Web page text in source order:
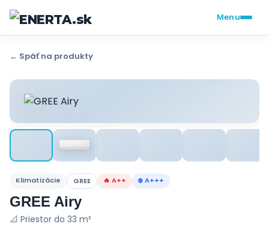
Menu
← Späť na produkty
Klimatizácie GREE 🔥 A++ ❄️ A+++
GREE Airy
📐 Priestor do 33 m²